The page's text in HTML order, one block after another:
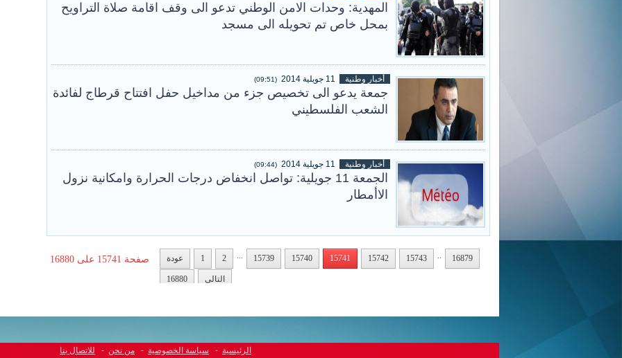
المهدية: وحدات الامن الوطني تدعو الى وقف اقامة صلاة التراويح
بمحل خاص تم تحويله الى مسجد
أخبار وطنية (09:51)
جمعة يدعو الى تخصيص جزء من مداخيل حفل افتتاح قرطاج لفائدة
الشعب الفلسطيني
أخبار وطنية (09:44)
الجمعة 11 جويلية: تواصل انخفاض درجات الحرارة وامكانية نزول
الاأمطار
صفحة 15741 على 16880 عودة 1 2 ... 15739 15740 15741 15742 15743 .. 16879
16880 التالي
الرئيسية - سياسة الخصوصية - من نحن - للاتصال بنا